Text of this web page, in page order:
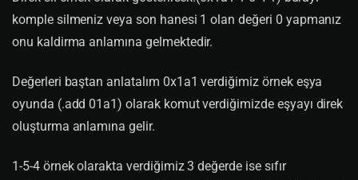
komple silmeniz veya son hanesi 1 olan değeri 0 yapmanız
onu kaldirma anlamına gelmektedir.
Değerleri baştan anlatalım 0x1a1 verdiğimiz örnek eşya
oyunda (.add 01a1) olarak komut verdiğimizde eşyayı direk
oluşturma anlamına gelir.
1-5-4 örnek olarakta verdiğimiz 3 değerde ise sıfır